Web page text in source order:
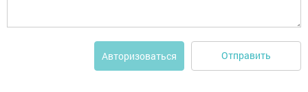
Авторизоваться Отправить